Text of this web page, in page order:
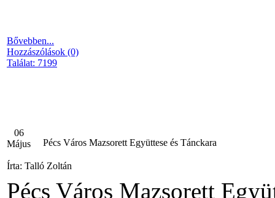
Bővebben...
Hozzászólások (0)
Találat: 7199
06
Május
Pécs Város Mazsorett Együttese és Tánckara
Írta: Talló Zoltán
Pécs Város Mazsorett